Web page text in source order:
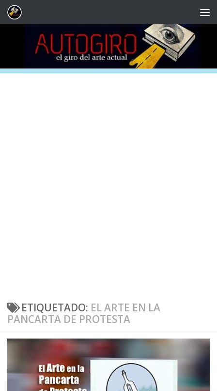
Saltar al contenido
ETIQUETADO: EL ARTE EN LA
PANCARTA DE PROTESTA